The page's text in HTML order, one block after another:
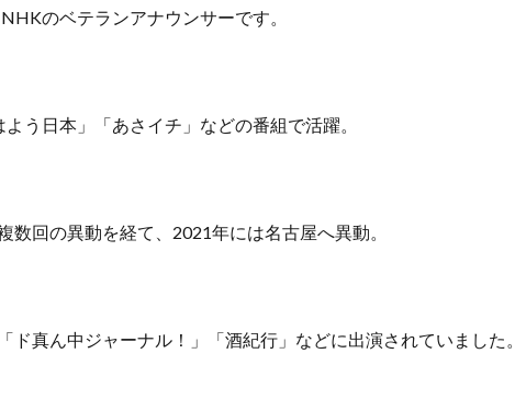
のベテランアナウンサーです。
よう日本」「あさイチ」などの番組で活躍。
数回の異動を経て、2021年には名古屋へ異動。
ド真ん中ジャーナル！」「酒紀行」などに出演されていました。